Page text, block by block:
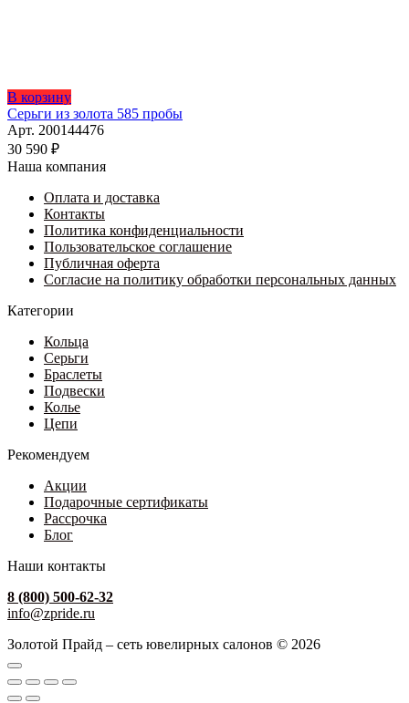
В корзину
Серьги из золота 585 пробы
Арт. 200144476
30 590 ₽
Наша компания
Оплата и доставка
Контакты
Политика конфиденциальности
Пользовательское соглашение
Публичная оферта
Согласие на политику обработки персональных данных
Категории
Кольца
Серьги
Браслеты
Подвески
Колье
Цепи
Рекомендуем
Акции
Подарочные сертификаты
Рассрочка
Блог
Наши контакты
8 (800) 500-62-32
info@zpride.ru
Золотой Прайд – сеть ювелирных салонов © 2026